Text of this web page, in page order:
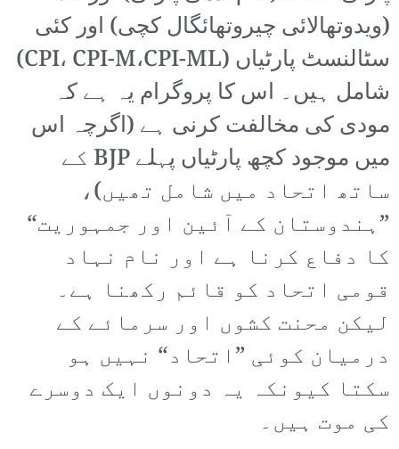
(ویدوتھالائی چیروتھائگال کچی) اور کئی
سٹالنسٹ پارٹیاں (CPI، CPI-M،CPI-ML)
شامل ہیں۔ اس کا پروگرام یہ ہے کہ
مودی کی مخالفت کرنی ہے (اگرچہ اس
میں موجود کچھ پارٹیاں پہلے BJP کے
ساتھ اتحاد میں شامل تھیں)،
”ہندوستان کے آئین اور جمہوریت“
کا دفاع کرنا ہے اور نام نہاد
قومی اتحاد کو قائم رکھنا ہے۔
لیکن محنت کشوں اور سرمائے کے
درمیان کوئی ”اتحاد“ نہیں ہو
سکتا کیونکہ یہ دونوں ایک دوسرے
کی موت ہیں۔